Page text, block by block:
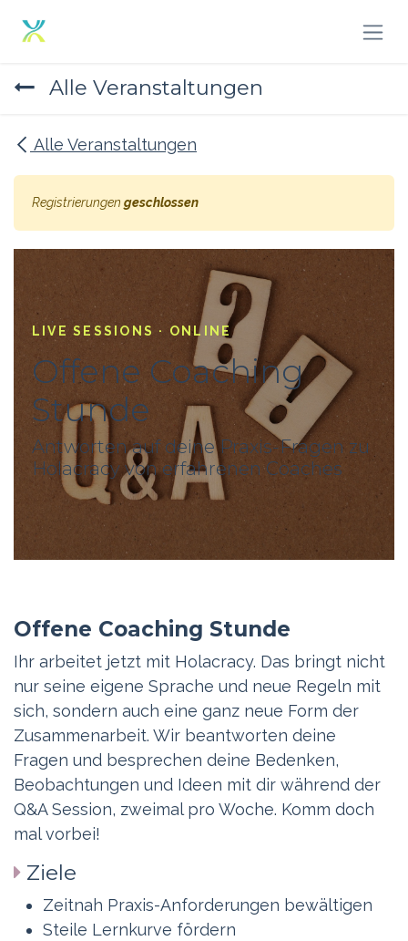
Alle Veranstaltungen
Alle Veranstaltungen
Registrierungen geschlossen
LIVE SESSIONS · ONLINE
Offene Coaching
Stunde
Antworten auf deine Praxis-Fragen zu
Holacracy von erfahrenen Coaches
Offene Coaching Stunde
Ihr arbeitet jetzt mit Holacracy. Das bringt nicht
nur seine eigene Sprache und neue Regeln mit
sich, sondern auch eine ganz neue Form der
Zusammenarbeit. Wir beantworten deine
Fragen und besprechen deine Bedenken,
Beobachtungen und Ideen mit dir während der
Q&A Session, zweimal pro Woche. Komm doch
mal vorbei!
Ziele
Zeitnah Praxis-Anforderungen bewältigen
Steile Lernkurve fördern